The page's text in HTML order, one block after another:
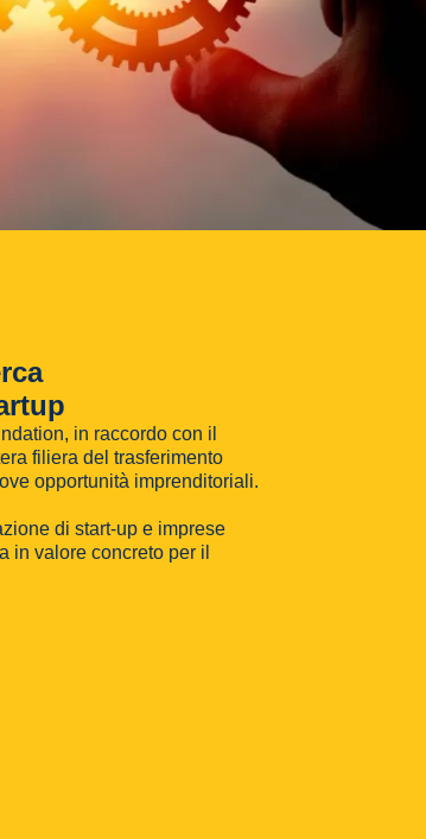
in raccordo con il
filiera del trasferimento
opportunità imprenditoriali.
di start-up e imprese
in valore concreto per il